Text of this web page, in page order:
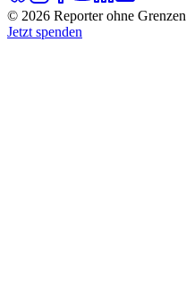
© 2026 Reporter ohne Grenzen
Jetzt spenden